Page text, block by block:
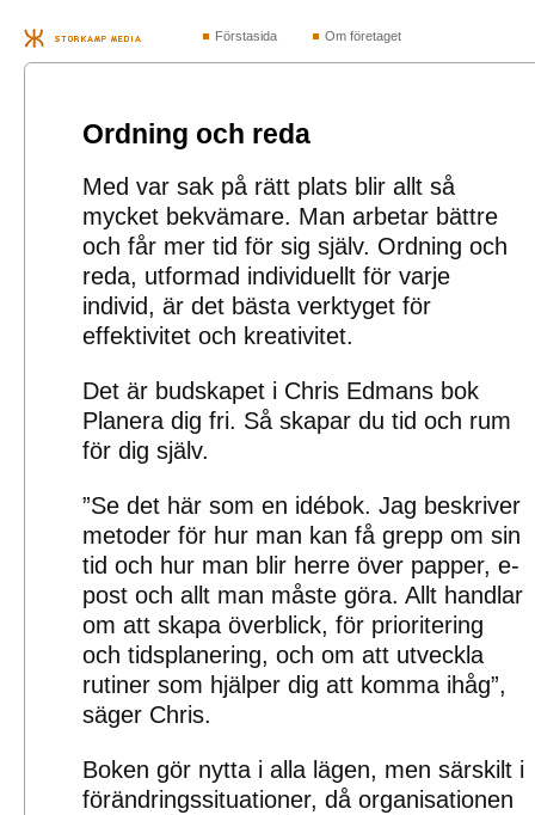
Förstasida Om företaget
Ordning och reda
Med var sak på rätt plats blir allt så
mycket bekvämare. Man arbetar bättre
och får mer tid för sig själv. Ordning och
reda, utformad individuellt för varje
individ, är det bästa verktyget för
effektivitet och kreativitet.
Det är budskapet i Chris Edmans bok
Planera dig fri. Så skapar du tid och rum
för dig själv.
”Se det här som en idébok. Jag beskriver
metoder för hur man kan få grepp om sin
tid och hur man blir herre över papper, e-
post och allt man måste göra. Allt handlar
om att skapa överblick, för prioritering
och tidsplanering, och om att utveckla
rutiner som hjälper dig att komma ihåg”,
säger Chris.
Boken gör nytta i alla lägen, men särskilt i
förändringssituationer, då organisationen